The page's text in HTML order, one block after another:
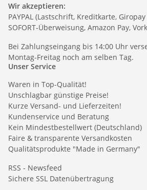
Wir akzeptieren:
PAYPAL (Lastschrift, Kreditkarte,
SOFORT-Überweisung, Amazon Pay,
Bei Zahlungseingang bis 14:00 Uhr
Montag-Freitag noch am selben Tag.
Unser Service
Waren in Top-Qualität!
Unschlagbar günstige Preise!
Kurze Versand- und Lieferzeiten!
Kundenservice und Beratung
Kein Mindestbestellwert (Deutschland)
Faire & transparente Versandkosten
Qualitätsprodukte "Made in Germany"
RSS - Newsfeed
Sichere SSL Datenübertragung